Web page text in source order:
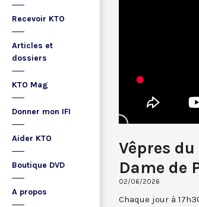
Recevoir KTO
Articles et
dossiers
KTO Mag
Donner mon IFI
Aider KTO
Boutique DVD
A propos
Vêpres
Dame de
02/06/2026
Chaque jour à